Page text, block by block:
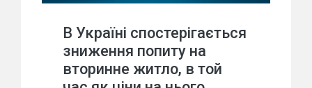
В Україні спостерігається
зниження попиту на
вторинне житло, в той